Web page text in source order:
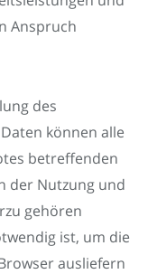
Anspruch
des
können alle
betreffenden
der Nutzung und
gehören
ist, um die
ausliefern